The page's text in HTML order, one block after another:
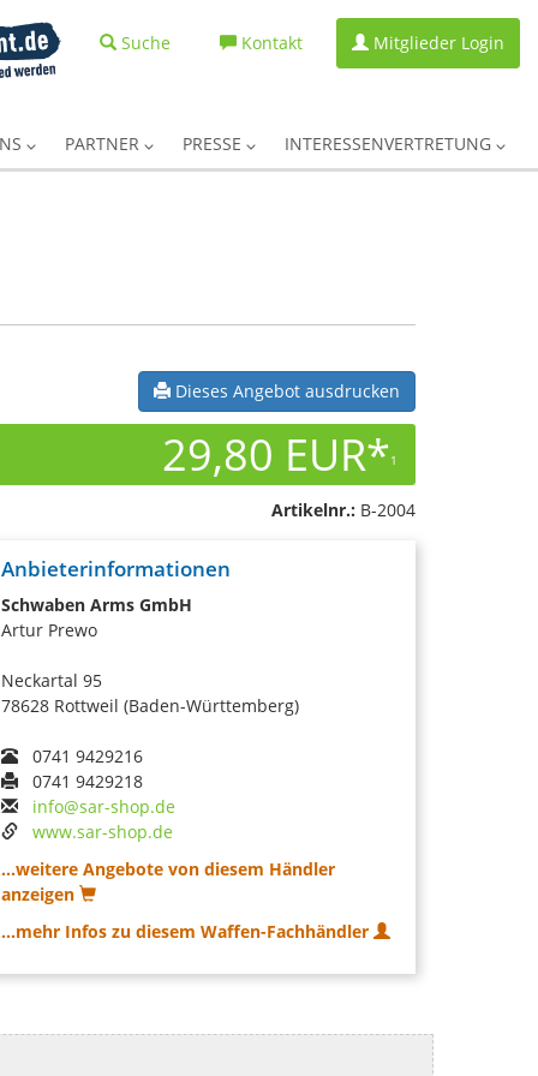
Suche Kontakt Mitglieder Login
PARTNER PRESSE INTERESSENVERTRETUNG
Dieses Angebot ausdrucken
29,80 EUR*1
Artikelnr.: B-2004
Anbieterinformationen
Schwaben Arms GmbH
Artur Prewo
Neckartal 95
78628 Rottweil (Baden-Württemberg)
0741 9429216
0741 9429218
info@sar-shop.de
www.sar-shop.de
...weitere Angebote von diesem Händler
anzeigen
...mehr Infos zu diesem Waffen-Fachhändler